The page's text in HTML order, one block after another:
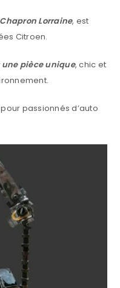
Lorraine, est
Citroen.
pièce unique, chic et
passionnés d’auto